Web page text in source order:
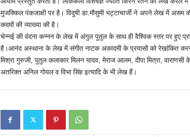
मुजक्किल पंकजाक्षी पर है। विदुषी डा.मौसुमी भट्टाचार्जी ने अपने लेख में
कदमों की व्याख्या की है।
चेन्नई की वंदना कन्नन के लेख में अंगुल पुतुल के साथ ही वैश्विक स्तर पर हुए
है।आनंद अस्थाना के लेख में संगीत नाटक अकादमी के प्रयासों को रेखांकित
मिश्रा गुरुजी, पुतुल कलाकार मिलन यादव, मेराज आलम, दीपा मित्रा,
अतरिक्त अनिल गोयल व विभा सिंह इत्यादि के भी लेख हैं।